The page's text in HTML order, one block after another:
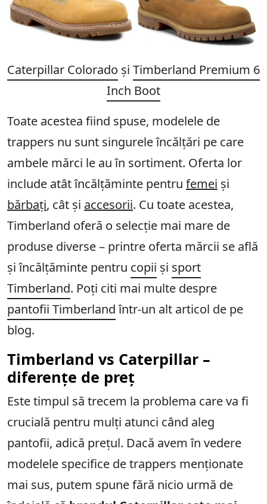
Caterpillar Colorado și Timberland Premium 6
Inch Boot
Toate acestea fiind spuse, modelele de
trappers nu sunt singurele încălțări pe care
ambele mărci le au în sortiment. Oferta lor
include atât încălțăminte pentru femei și
bărbați, cât și accesorii. Cu toate acestea,
Timberland oferă o selecție mai mare de
produse diverse – printre oferta mărcii se află
și încălțăminte pentru copii și sport
Timberland. Poți citi mai multe despre
pantofii Timberlandîntr-un alt articol de pe
blog.
Timberland vs Caterpillar –
diferențe de preț
Este timpul să trecem la problema care va fi
crucială pentru mulți atunci când aleg
pantofii, adică prețul. Dacă avem în vedere
modelele specifice de trappers menționate
mai sus, putem spune fără nicio urmă de